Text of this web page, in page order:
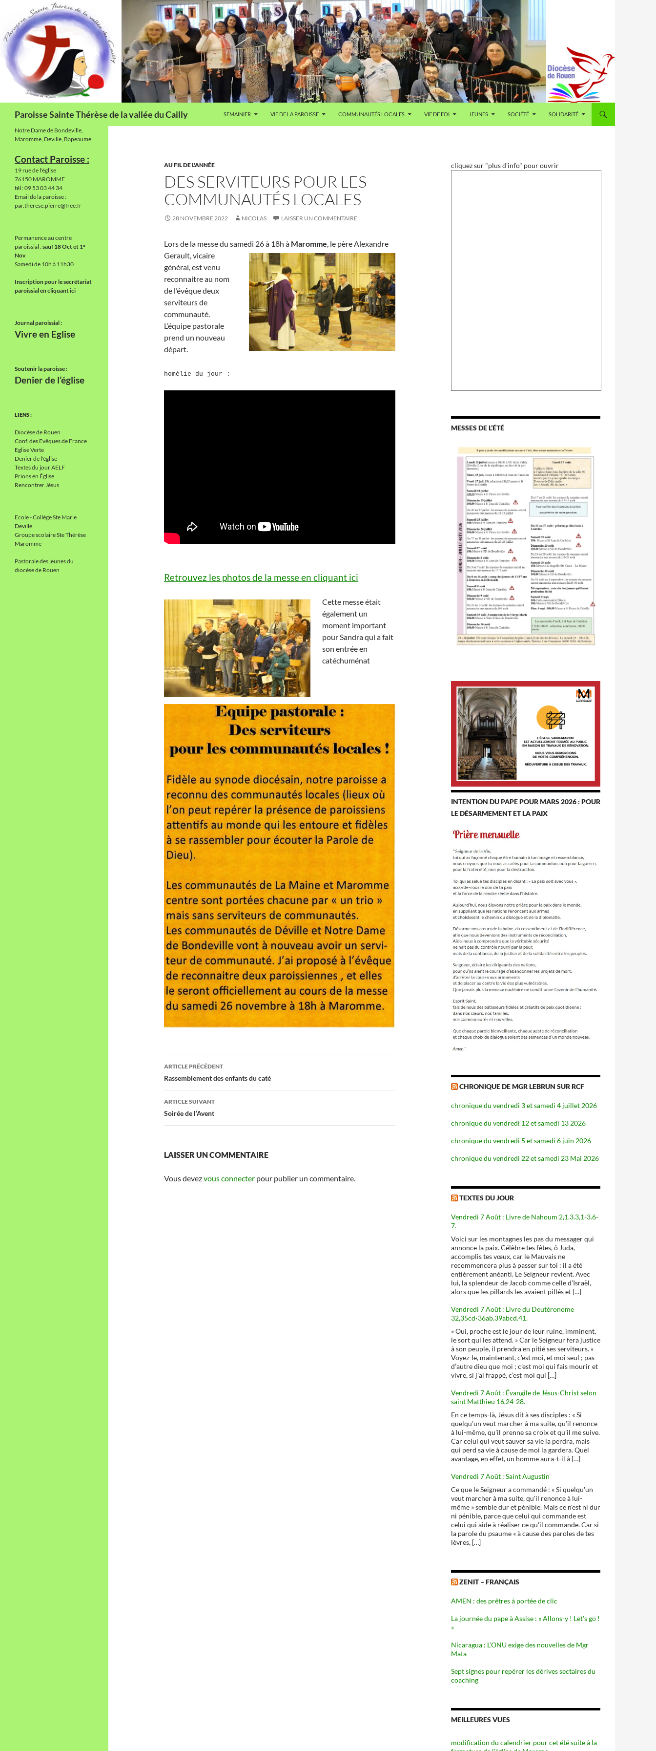
contenu
Paroisse Sainte Thérèse de la vallée du Cailly SEMAINIER VIE DE LA PAROISSE COMMUNAUTÉS LOCALES VIE DE FOI JEUNES SOCIÉTÉ SOLIDARITÉ
AU FIL DE L'ANNÉE
DES SERVITEURS POUR LES
COMMUNAUTÉS LOCALES
28 NOVEMBRE 2022 NICOLAS LAISSER UN COMMENTAIRE
Lors de la messe du samedi 26à 18h à Maromme, le père Alexandre
Gerault, vicaire
général, est venu
reconnaitre au nom
de l’évêque deux
serviteurs de
communauté.
L’équipe pastorale
prend un nouveau
départ.
homélie du jour :
Retrouvez les photos de la messe en cliquant ici
Cette messe était
également un
moment important
pour Sandra qui a fait
son entrée en
catéchuménat
Navigation
des
articles
ARTICLE PRÉCÉDENT
Rassemblement des enfants du caté
ARTICLE SUIVANT
Soirée de l’Avent
LAISSER UN COMMENTAIRE
Vous devezvous connecter pour publier un commentaire.
cliquez sur "plus d'info" pour ouvrir
MESSES DE L’ÉTÉ
INTENTION DU PAPE POUR MARS 2026 : POUR
LE DÉSARMEMENT ET LA PAIX
CHRONIQUE DE MGR LEBRUN SUR RCF
chronique du vendredi 3 et samedi 4 juillet 2026
chronique du vendredi 12 et samedi 13 2026
chronique du vendredi 5 et samedi 6 juin 2026
chronique du vendredi 22 et samedi 23 Mai 2026
TEXTES DU JOUR
Vendredi 7 Août : Livre de Nahoum 2,1.3.3,1-3.6-
7.
Voici sur les montagnes les pas du messager qui
annonce la paix. Célèbre tes fêtes, ô Juda,
accomplis tes vœux, car le Mauvais ne
recommencera plus à passer sur toi : il a été
entièrement anéanti. Le Seigneur revient. Avec
lui, la splendeur de Jacob comme celle d’Israël,
alors que les pillards les avaient pillés et […]
Vendredi 7 Août : Livre du Deutéronome
32,35cd-36ab.39abcd.41.
« Oui, proche est le jour de leur ruine, imminent,
le sort qui les attend. » Car le Seigneur fera justice
à son peuple, il prendra en pitié ses serviteurs. «
Voyez-le, maintenant, c’est moi, et moi seul ; pas
d’autre dieu que moi ; c’est moi qui fais mourir et
vivre, si j’ai frappé, c’est moi qui […]
Vendredi 7 Août : Évangile de Jésus-Christ selon
saint Matthieu 16,24-28.
En ce temps-là, Jésus dit à ses disciples : « Si
quelqu’un veut marcher à ma suite, qu’il renonce
à lui-même, qu’il prenne sa croix et qu’il me suive.
Car celui qui veut sauver sa vie la perdra, mais
qui perd sa vie à cause de moi la gardera. Quel
avantage, en effet, un homme aura-t-il à […]
Vendredi 7 Août : Saint Augustin
Ce que le Seigneur a commandé : « Si quelqu'un
veut marcher à ma suite, qu'il renonce à lui-
même » semble dur et pénible. Mais ce n'est ni dur
ni pénible, parce que celui qui commande est
celui qui aide à réaliser ce qu'il commande. Car si
la parole du psaume « à cause des paroles de tes
lèvres, […]
ZENIT – FRANÇAIS
AMEN : des prêtres à portée de clic
La journée du pape à Assise : « Allons-y ! Let’s go !
»
Nicaragua : L’ONU exige des nouvelles de Mgr
Mata
Sept signes pour repérer les dérives sectaires du
coaching
MEILLEURES VUES
modification du calendrier pour cet été suite à la
Notre Dame de Bondeville,
Maromme, Deville, Bapeaume
Contact Paroisse :
19 rue de l'église
76150 MAROMME
tél : 09 53 03 44 34
Email de la paroisse :
par.therese.pierre@free.fr
Permanence au centre
paroissial :sauf 18 Oct et 1°
Nov
Samedi de 10h à 11h30
Inscription pour le secrétariat
paroissial en cliquant ici
Journal paroissial :
Vivre en Eglise
Soutenir la paroisse :
Denier de l’église
LIENS :
Diocèse de Rouen
Conf. des Evêques de France
Eglise Verte
Denier de l'église
Textes du jour AELF
Prions en Église
Rencontrer Jésus
Ecole - Collège Ste Marie
Deville
Groupe scolaire Ste Thérèse
Maromme
Pastorale des jeunes du
diocèse de Rouen